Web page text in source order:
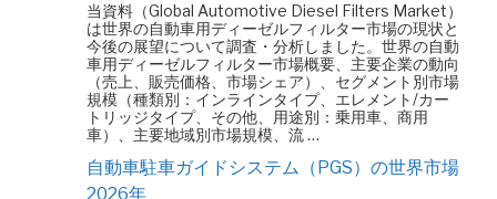
当資料（Global Automotive Diesel Filters Market）
は世界の自動車用ディーゼルフィルター市場の現状と
今後の展望について調査・分析しました。世界の自動
車用ディーゼルフィルター市場概要、主要企業の動向
（売上、販売価格、市場シェア）、セグメント別市場
規模（種類別：インラインタイプ、エレメント/カー
トリッジタイプ、その他、用途別：乗用車、商用
車）、主要地域別市場規模、流 …
自動車駐車ガイドシステム（PGS）の世界市場
2026年